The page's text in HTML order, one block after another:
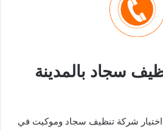
سجاد بالمدينة
اختيار شركة تنظيف سجاد وموكيت في